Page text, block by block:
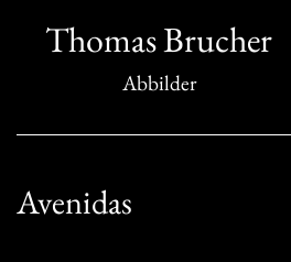
InhaltThomas Brucher
Abbilder
Avenidas